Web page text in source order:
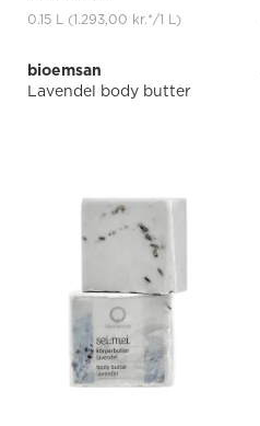
0.15 L (1.293,00 kr.*/1 L)
bioemsan
Lavendel body butter